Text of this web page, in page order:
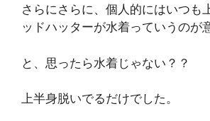
さらにさらに、個人的にはいつも
ッドハッターが水着っていうのが
と、思ったら水着じゃない？？
上半身脱いでるだけでした。